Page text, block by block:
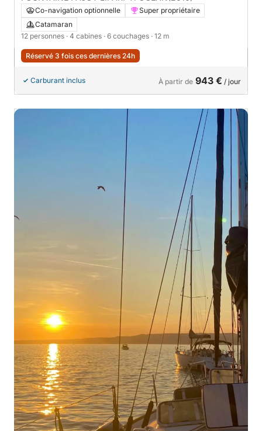
Co-navigation optionnelle
Super propriétaire
Catamaran
12 personnes · 4 cabines · 6 couchages · 12 m
Réservé 3 fois ces dernières 24h
Carburant inclus À partir de 943 € / jour